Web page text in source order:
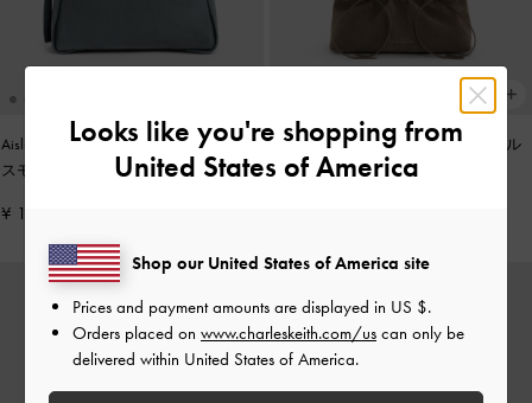
Aislin アシュリン ショルダーバッグ
スモーキーブルー
¥ 15,900
Reese リース ルーシュド ボウ ショル
ダーバッグ-ストーングレー
Looks like you're shopping from
United States of America
Shop our United States of America site
Prices and payment amounts are displayed in US $.
Orders placed on www.charleskeith.com/us can only be
delivered within United States of America.